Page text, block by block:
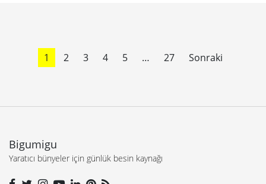
1 2 3 4 5 … 27 Sonraki
Bigumigu
Yaratıcı bünyeler için günlük besin kaynağı